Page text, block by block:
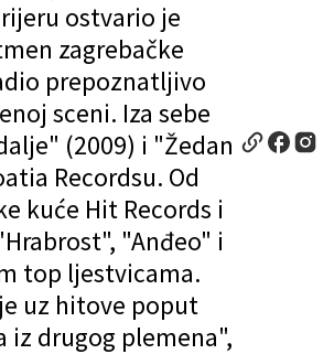
ostvario je
zagrebačke
prepoznatljivo
sceni. Iza sebe
(2009) i "Žedan
Recordsu. Od
kuće Hit Records i
"Anđeo" i
top ljestvicama.
uz hitove poput
iz drugog plemena",